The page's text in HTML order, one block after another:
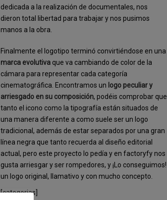
dedicada a la realización de documentales, nos
dieron total libertad para trabajar y nos pusimos
manos a la obra.
Finalmente el logotipo terminó convirtiéndose en una
marca evolutiva que va cambiando de color de la
cámara para representar cada categoría
cinematográfica. Encontramos un logo peculiar y
arriesgado en su composición, podéis comprobar que
tanto el icono como la tipografía están situados de
una manera diferente a como suele ser un logo
tradicional, además de estar separados por una gran
línea negra que tanto recuerda al diseño editorial
actual, pero este proyecto lo pedía y en factoryfy nos
gusta arriesgar y ser rompedores, y ¡Lo conseguimos!
un logo original, llamativo y con mucho concepto.
[categorias]